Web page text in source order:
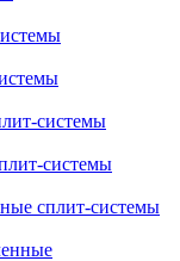
системы
системы
сплит-системы